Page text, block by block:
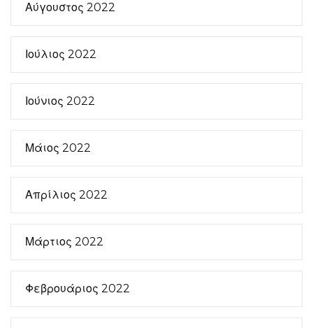
Αύγουστος 2022
Ιούλιος 2022
Ιούνιος 2022
Μάιος 2022
Απρίλιος 2022
Μάρτιος 2022
Φεβρουάριος 2022